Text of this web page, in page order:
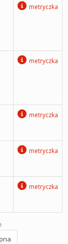
metryczka
metryczka
metryczka
metryczka
metryczka